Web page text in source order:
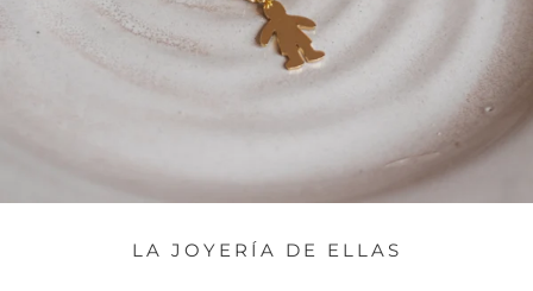
LA JOYERÍA DE ELLAS